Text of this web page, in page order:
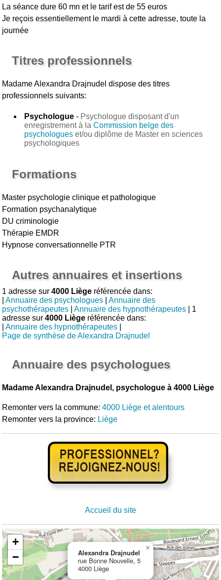
La séance dure 60 mn et le tarif est de 55 euros
Je reçois essentiellement le mardi à cette adresse, toute la
journée
Titres professionnels
Madame Alexandra Drajnudel dispose des titres
professionnels suivants:
Psychologue - Psychologue disposant d'un
enregistrement à laCommission belge des
psychologues et/ou diplôme de Master en sciences
psychologiques
Formations
Master psychologie clinique et pathologique
Formation psychanalytique
DU criminologie
Thérapie EMDR
Hypnose conversationnelle PTR
Autres annuaires et insertions
1 adresse sur4000 Liège référencée dans:
|Annuaire des psychologues |Annuaire des
psychothérapeutes |Annuaire des hypnothérapeutes | 1
adresse sur4000 Liège référencée dans:
|Annuaire des hypnothérapeutes
Page de synthèse de Alexandra Drajnudel
Annuaire des psychologues
Madame Alexandra Drajnudel, psychologue à 4000 Liège
Remonter vers la commune:4000 Liège et alentours
Remonter vers la province: Liège
Accueil du site
Alexandra Drajnudel
rue Bonne Nouvelle, 5
4000 Liège
×
+
−